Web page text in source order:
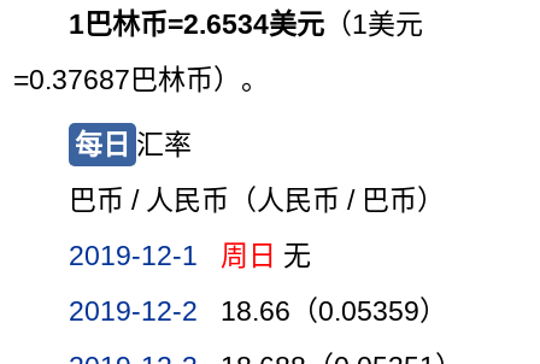
1巴林币=2.6534美元 （1美元
=0.37687巴林币）。
每日 汇率
巴币 / 人民币（人民币 / 巴币）
2019-12-1
周日 无
2019-12-2
18.66（0.05359）